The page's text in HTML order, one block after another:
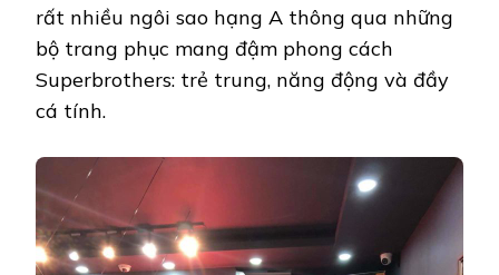
rất nhiều ngôi sao hạng A thông qua những
bộ trang phục mang đậm phong cách
Superbrothers: trẻ trung, năng động và đầy
cá tính.